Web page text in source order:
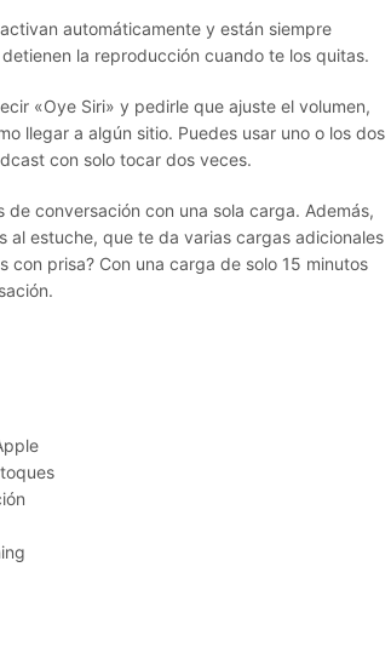
automáticamente y están siempre
la reproducción cuando te los quitas.
«Oye Siri» y pedirle que ajuste el volumen,
llegar a algún sitio. Puedes usar uno o los dos
con solo tocar dos veces.
conversación con una sola carga. Además,
al estuche, que te da varias cargas adicionales
con prisa? Con una carga de solo 15 minutos